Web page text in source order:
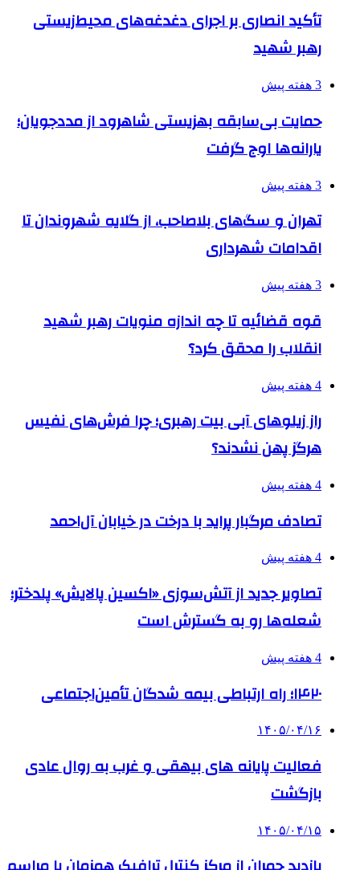
تأکید انصاری بر اجرای دغدغه‌های محیط‌زیستی
رهبر شهید
3 هفته پیش
حمایت بی‌سابقه بهزیستی شاهرود از مددجویان؛
یارانه‌ها اوج گرفت
3 هفته پیش
تهران و سگ‌های بلاصاحب، از گلایه شهروندان تا
اقدامات شهرداری
3 هفته پیش
قوه قضائیه تا چه اندازه منویات رهبر شهید
انقلاب را محقق کرد؟
4 هفته پیش
راز زیلوهای آبی بیت رهبری؛ چرا فرش‌های نفیس
هرگز پهن نشدند؟
4 هفته پیش
تصادف مرگبار پراید با درخت در خیابان آل‌احمد
4 هفته پیش
تصاویر جدید از آتش‌سوزی «اکسین پالایش» پلدختر؛
شعله‌ها رو به گسترش است
4 هفته پیش
۱۴۲۰؛ راه ارتباطی بیمه شدگان تأمین‌اجتماعی
۱۴۰۵/۰۴/۱۶
فعالیت پایانه های بیهقی و غرب به روال عادی
بازگشت
۱۴۰۵/۰۴/۱۵